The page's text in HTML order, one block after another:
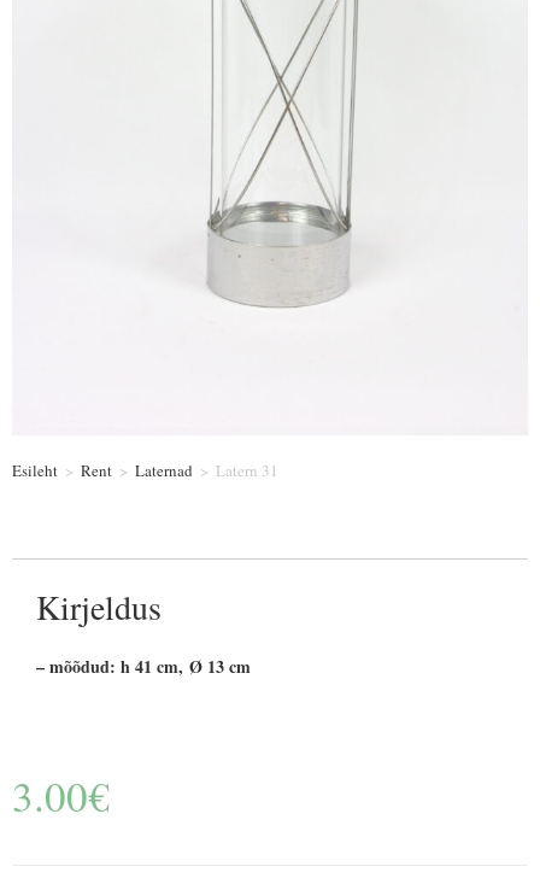
Esileht > Rent > Laternad > Latern 31
Kirjeldus
– mõõdud: h 41 cm, Ø 13 cm
3.00€